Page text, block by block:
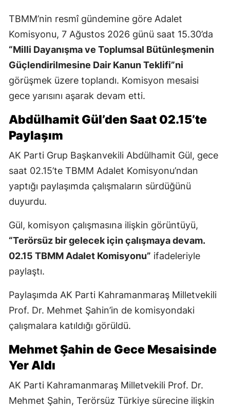
TBMM’nin resmî gündemine göre Adalet
Komisyonu, 7 Ağustos 2026 günü saat 15.30’da
“Milli Dayanışma ve Toplumsal Bütünleşmenin
Güçlendirilmesine Dair Kanun Teklifi”ni
görüşmek üzere toplandı. Komisyon mesaisi
gece yarısını aşarak devam etti.
Abdülhamit Gül’den Saat 02.15’te
Paylaşım
AK Parti Grup Başkanvekili Abdülhamit Gül, gece
saat 02.15’te TBMM Adalet Komisyonu’ndan
yaptığı paylaşımda çalışmaların sürdüğünü
duyurdu.
Gül, komisyon çalışmasına ilişkin görüntüyü,
“Terörsüz bir gelecek için çalışmaya devam.
02.15 TBMM Adalet Komisyonu” ifadeleriyle
paylaştı.
Paylaşımda AK Parti Kahramanmaraş Milletvekili
Prof. Dr. Mehmet Şahin’in de komisyondaki
çalışmalara katıldığı görüldü.
Mehmet Şahin de Gece Mesaisinde
Yer Aldı
AK Parti Kahramanmaraş Milletvekili Prof. Dr.
Mehmet Şahin, Terörsüz Türkiye sürecine ilişkin